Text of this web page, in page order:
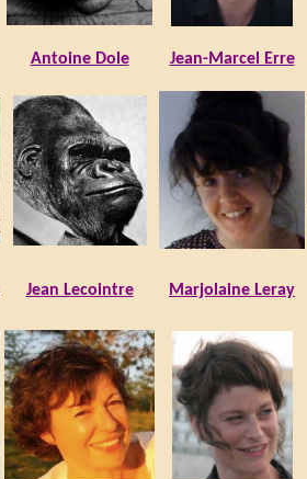
Antoine Dole Jean-Marcel Erre
Jean Lecointre Marjolaine Leray